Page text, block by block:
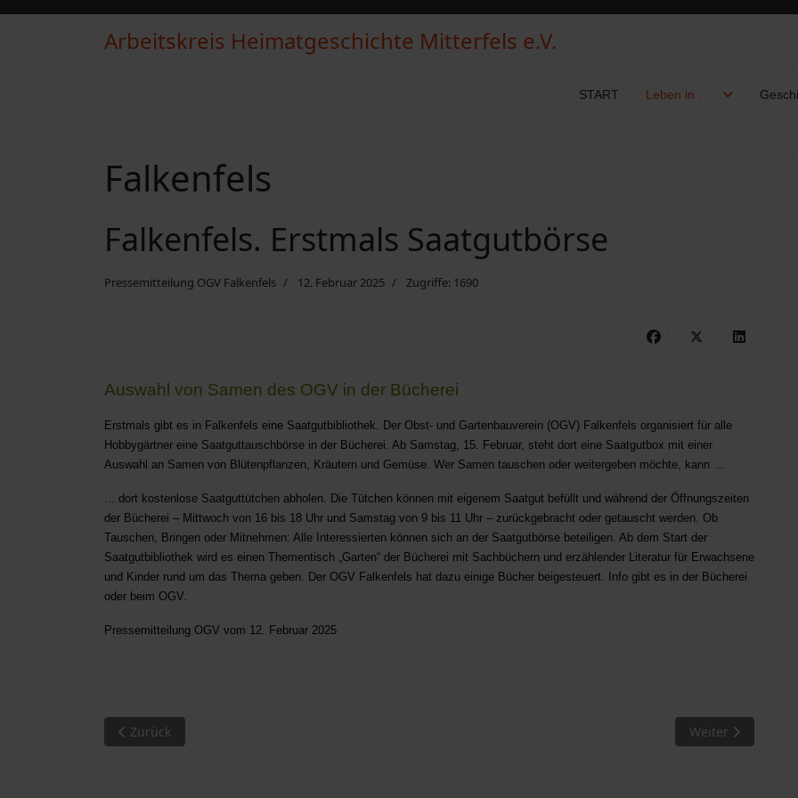
Arbeitskreis Heimatgeschichte Mitterfels e.V.
START Leben in . . .
Falkenfels
Falkenfels. Erstmals Saatgutbörse
Pressemitteilung OGV Falkenfels 12. Februar 2025 Zugriffe: 1690
Auswahl von Samen des OGV in der Bücherei
Erstmals gibt es in Falkenfels eine Saatgutbibliothek. Der Obst- und Gartenbauverein (OGV) Falkenfels organisiert für alle
Hobbygärtner eine Saatguttauschbörse in der Bücherei. Ab Samstag, 15. Februar, steht dort eine Saatgutbox mit einer
Auswahl an Samen von Blütenpflanzen, Kräutern und Gemüse. Wer Samen tauschen oder weitergeben möchte, kann ...
... dort kostenlose Saatguttütchen abholen. Die Tütchen können mit eigenem Saatgut befüllt und während der Öffnungszeiten
der Bücherei – Mittwoch von 16 bis 18 Uhr und Samstag von 9 bis 11 Uhr – zurückgebracht oder getauscht werden. Ob
Tauschen, Bringen oder Mitnehmen: Alle Interessierten können sich an der Saatgutbörse beteiligen. Ab dem Start der
Saatgutbibliothek wird es einen Thementisch „Garten“ der Bücherei mit Sachbüchern und erzählender Literatur für Erwachsene
und Kinder rund um das Thema geben. Der OGV Falkenfels hat dazu einige Bücher beigesteuert. Info gibt es in der Bücherei
oder beim OGV.
Pressemitteilung OGV vom 12. Februar 2025
Vorheriger Beitrag: Falkenfels. Kinderfasching mit Spiel, Spaß und Musik
Zurück Nächster Beitrag:
Weiter